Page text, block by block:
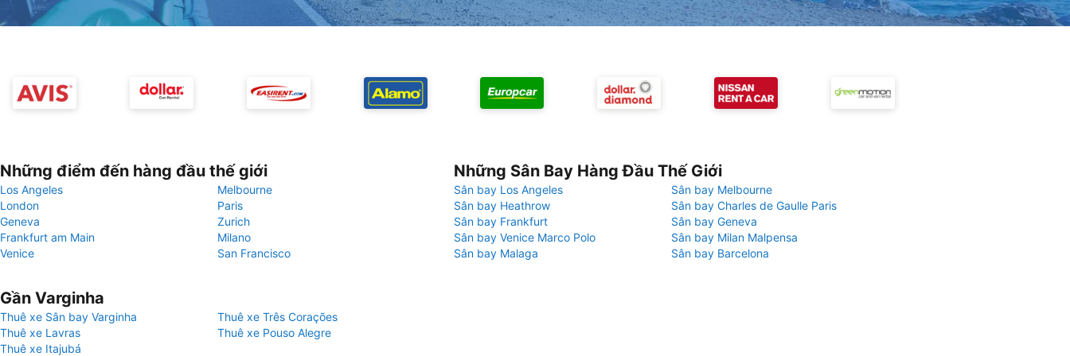
Những điểm đến hàng đầu thế giới
Los Angeles
Melbourne
London
Paris
Geneva
Zurich
Frankfurt am Main
Milano
Venice
San Francisco
Những Sân Bay Hàng Đầu Thế Giới
Sân bay Los Angeles
Sân bay Melbourne
Sân bay Heathrow
Sân bay Charles de Gaulle Paris
Sân bay Frankfurt
Sân bay Geneva
Sân bay Venice Marco Polo
Sân bay Milan Malpensa
Sân bay Malaga
Sân bay Barcelona
Gần Varginha
Thuê xe Sân bay Varginha
Thuê xe Três Corações
Thuê xe Lavras
Thuê xe Pouso Alegre
Thuê xe Itajubá